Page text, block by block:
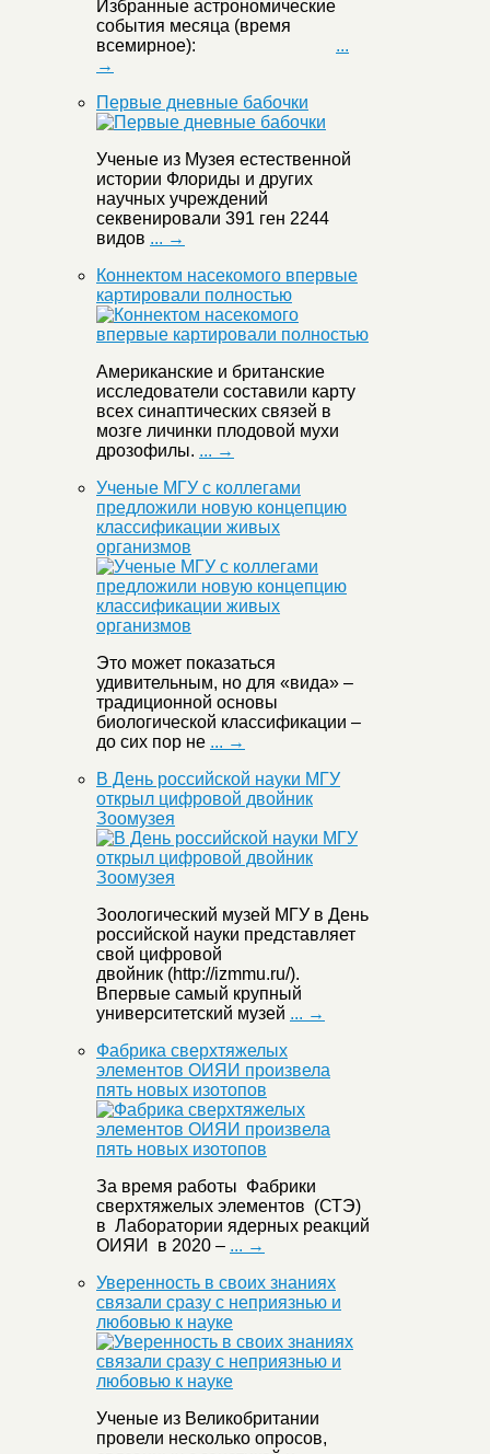
Избранные астрономические
события месяца (время
всемирное): ...
→
Первые дневные бабочки
Ученые из Музея естественной
истории Флориды и других
научных учреждений
секвенировали 391 ген 2244
видов ... →
Коннектом насекомого впервые
картировали полностью
Американские и британские
исследователи составили карту
всех синаптических связей в
мозге личинки плодовой мухи
дрозофилы. ... →
Ученые МГУ с коллегами
предложили новую концепцию
классификации живых
организмов
Это может показаться
удивительным, но для «вида» –
традиционной основы
биологической классификации –
до сих пор не ... →
В День российской науки МГУ
открыл цифровой двойник
Зоомузея
Зоологический музей МГУ в День
российской науки представляет
свой цифровой
двойник (http://izmmu.ru/).
Впервые самый крупный
университетский музей ... →
Фабрика сверхтяжелых
элементов ОИЯИ произвела
пять новых изотопов
За время работы Фабрики
сверхтяжелых элементов (СТЭ)
в Лаборатории ядерных реакций
ОИЯИ в 2020 – ... →
Уверенность в своих знаниях
связали сразу с неприязнью и
любовью к науке
Ученые из Великобритании
провели несколько опросов,